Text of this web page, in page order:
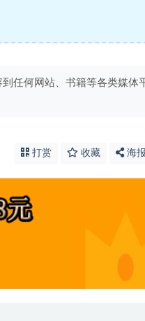
任何网站、书籍等各类媒体
打赏 收藏 海报